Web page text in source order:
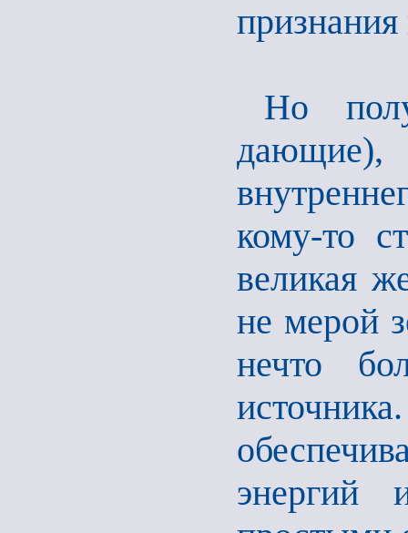
признания
Но
дающие),
кому-то
великая
не мерой
нечто